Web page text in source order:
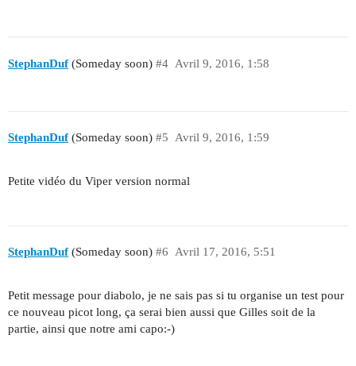
StephanDuf(Someday soon) Avril 9, 2016, 1:58
#4
StephanDuf(Someday soon) Avril 9, 2016, 1:59
#5
Petite vidéo du Viper version normal
StephanDuf(Someday soon) Avril 17, 2016, 5:51
#6
Petit message pour diabolo, je ne sais pas si tu organise un test pour
ce nouveau picot long, ça serai bien aussi que Gilles soit de la
partie, ainsi que notre ami capo:-)